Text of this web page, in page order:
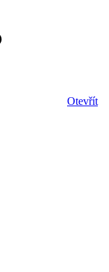
Otevřít